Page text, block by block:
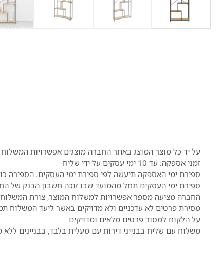
על יד כל מוצר המוצג באתר החברה מוצגים אפשרויות המשלוח
זמני אספקה: עד 10 ימי עסקים על ידי שליח
ספירת ימי האספקה תיעשה לפי ספירת ימי העסקים. הספירה
ספירת ימי העסקים תחל מהמועד שבו זוכה חשבון הבנק של
החברה מציעה מספר אפשרויות למשלוח המוצר, צורת
מסירת פרטים לא עדכניים ולא מדויקים באשר ליעד המשלוח
על הלקוח למסור פרטים מלאים ומדויקים
משלוח עם שליח בבנייני דירות עם מעלית בלבד, בבניינים